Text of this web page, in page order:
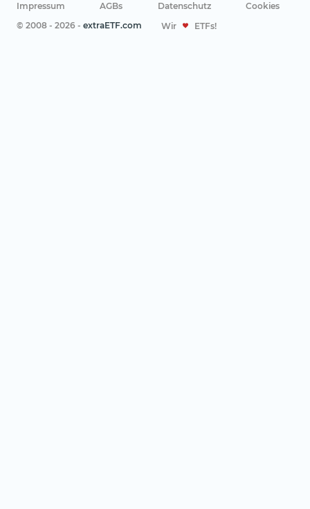
Impressum AGBs Datenschutz
Cookies
© 2008 - 2026 - extraETF.com Wir ETFs!